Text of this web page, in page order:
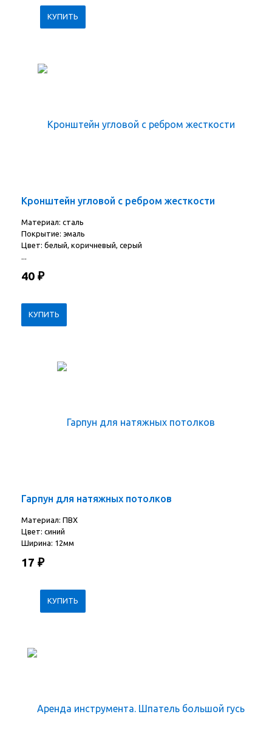
Кронштейн угловой с ребром жесткости
Материал: сталь
Покрытие: эмаль
Цвет: белый, коричневый, серый
...
40 ₽
Гарпун для натяжных потолков
Материал: ПВХ
Цвет: синий
Ширина: 12мм
17 ₽